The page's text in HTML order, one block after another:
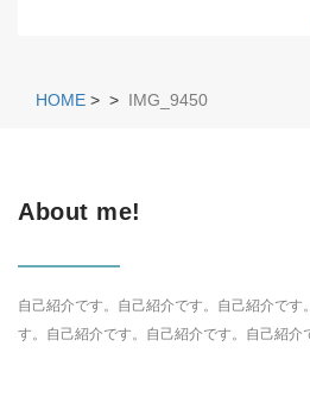
HOME > > IMG_9450
About me!
自己紹介です。自己紹介です。自己紹介で
す。自己紹介です。自己紹介です。自己紹介